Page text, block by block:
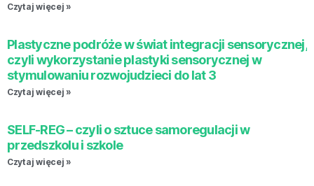
Czytaj więcej »
Plastyczne podróże w świat integracji sensorycznej,
czyli wykorzystanie plastyki sensorycznej w
stymulowaniu rozwojudzieci do lat 3
Czytaj więcej »
SELF-REG – czyli o sztuce samoregulacji w
przedszkolu i szkole
Czytaj więcej »